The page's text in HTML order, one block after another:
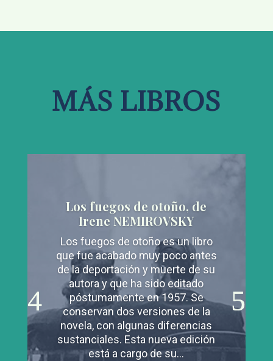
MÁS LIBROS
Los fuegos de otoño, de
Irene NEMIROVSKY
Los fuegos de otoño es un libro
que fue acabado muy poco antes
de la deportación y muerte de su
autora y que ha sido editado
póstumamente en 1957. Se
conservan dos versiones de la
novela, con algunas diferencias
sustanciales. Esta nueva edición
está a cargo de su...